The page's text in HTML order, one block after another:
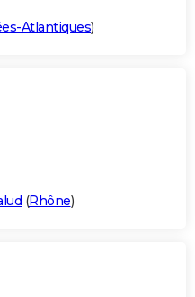
Atlantiques)
(Rhône)